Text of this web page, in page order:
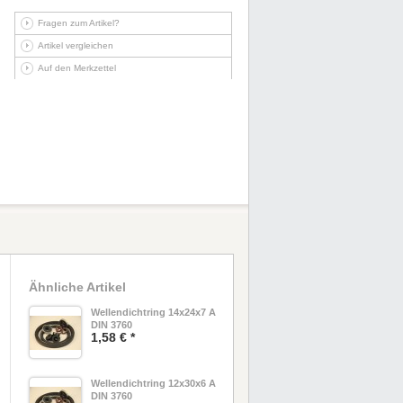
Fragen zum Artikel?
Artikel vergleichen
Auf den Merkzettel
Ähnliche Artikel
Wellendichtring 14x24x7 A
DIN 3760
1,58 € *
Wellendichtring 12x30x6 A
DIN 3760